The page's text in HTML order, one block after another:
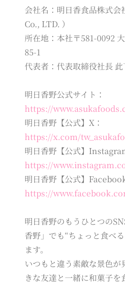
会社名：明日香食品株式
Co., LTD. ）
所在地：本社〒581-0092
85-1
代表者：代表取締役社長
明日香野公式サイト：
https://
明日香野【公式】X：
https://x.com/
明日香野【公式】
https://
明日香野【公式】
https://
明日香野のもうひとつの
香野」でも“ちょっと食べ
ます。
いつもと違う素敵な景色が
きな友達と一緒に和菓子を